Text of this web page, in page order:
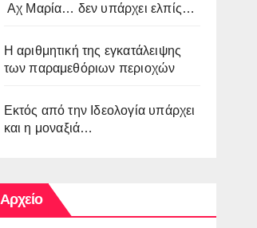
Αχ Μαρία… δεν υπάρχει ελπίς…
Η αριθμητική της εγκατάλειψης
των παραμεθόριων περιοχών
Εκτός από την Ιδεολογία υπάρχει
και η μοναξιά…
Αρχείο